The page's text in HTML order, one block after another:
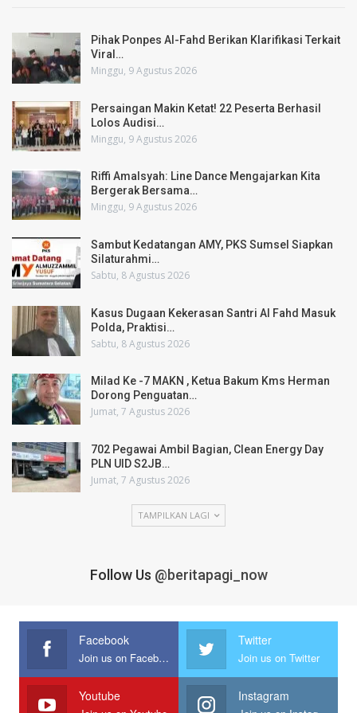
Pihak Ponpes Al-Fahd Berikan Klarifikasi Terkait
Viral…
Minggu, 9 Agustus 2026
Persaingan Makin Ketat! 22 Peserta Berhasil
Lolos Audisi…
Minggu, 9 Agustus 2026
Riffi Amalsyah: Line Dance Mengajarkan Kita
Bergerak Bersama…
Minggu, 9 Agustus 2026
Sambut Kedatangan AMY, PKS Sumsel Siapkan
Silaturahmi…
Sabtu, 8 Agustus 2026
Kasus Dugaan Kekerasan Santri Al Fahd Masuk
Polda, Praktisi…
Sabtu, 8 Agustus 2026
Milad Ke -7 MAKN , Ketua Bakum Kms Herman
Dorong Penguatan…
Jumat, 7 Agustus 2026
702 Pegawai Ambil Bagian, Clean Energy Day
PLN UID S2JB…
Jumat, 7 Agustus 2026
TAMPILKAN LAGI
Follow Us @beritapagi_now
Facebook
Join us on Facebook
Twitter
Join us on Twitter
Youtube Instagram